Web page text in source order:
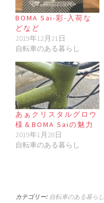
BOMA Sai-彩-入荷な
どなど
2019年12月21日
自転車のある暮らし
あぁクリスタルグロウ
様＆BOMA Saiの魅力
2019年1月28日
自転車のある暮らし
カテゴリー: 自転車のある暮らし